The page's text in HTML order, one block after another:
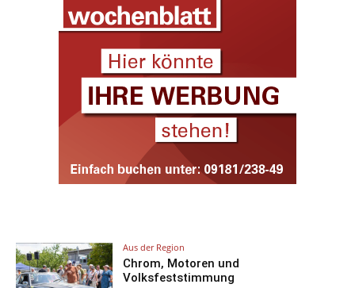
Aus der Region
Chrom, Motoren und
Volksfeststimmung